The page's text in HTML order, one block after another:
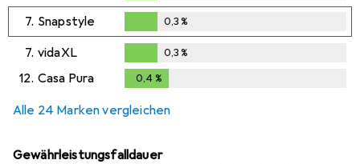
0,3%
7. Snapstyle
0,3%
0,3%
7. vidaXL
0,3%
0,3%
12. Casa Pura 0,4 %
Alle 24 Marken vergleichen
Gewährleistungsfalldauer